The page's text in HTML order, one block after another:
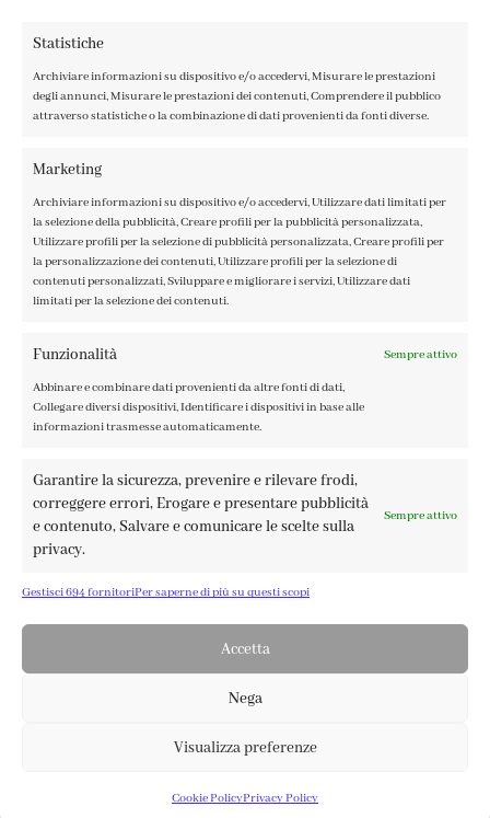
Statistiche
Archiviare informazioni su dispositivo e/o accedervi, Misurare le prestazioni
degli annunci, Misurare le prestazioni dei contenuti, Comprendere il pubblico
attraverso statistiche o la combinazione di dati provenienti da fonti diverse.
Marketing
Archiviare informazioni su dispositivo e/o accedervi, Utilizzare dati limitati per
la selezione della pubblicità, Creare profili per la pubblicità personalizzata,
Utilizzare profili per la selezione di pubblicità personalizzata, Creare profili per
la personalizzazione dei contenuti, Utilizzare profili per la selezione di
contenuti personalizzati, Sviluppare e migliorare i servizi, Utilizzare dati
limitati per la selezione dei contenuti.
Funzionalità Sempre attivo
Abbinare e combinare dati provenienti da altre fonti di dati,
Collegare diversi dispositivi, Identificare i dispositivi in base alle
informazioni trasmesse automaticamente.
Garantire la sicurezza, prevenire e rilevare frodi,
correggere errori, Erogare e presentare pubblicità
e contenuto, Salvare e comunicare le scelte sulla
privacy.
Sempre attivo
Gestisci 694 fornitoriPer saperne di più su questi scopi
Accetta
Nega
Visualizza preferenze
Cookie PolicyPrivacy Policy
Aggiungi Al Carrello
ACCOUNT
CONTATTI
COOKIE POLICY
PRIVACY POLICY
TERMINI E CONDIZIONI
FABBRICA DEL COLORE, VIA TAGLIAMENTO 13, 23900 LECCO
– ©ABRALUX SRL P.IVA 01504540137 | DESIGN BY